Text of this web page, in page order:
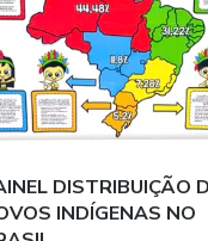
DISTRIBUIÇÃO
INDÍGENAS NO